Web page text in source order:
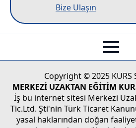
Bize Ulaşın
Copyright © 2025 KURS
MERKEZİ UZAKTAN EĞİTİM
İş bu internet sitesi Merkezi
Tic.Ltd. Şti'nin Türk Ticaret
yasal haklarından doğan